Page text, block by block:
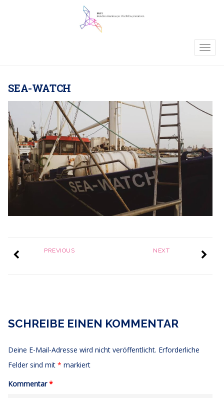
SEA-WATCH
NEXT
PREVIOUS
SCHREIBE EINEN KOMMENTAR
Deine E-Mail-Adresse wird nicht veröffentlicht. Erforderliche
Felder sind mit* markiert
Kommentar*